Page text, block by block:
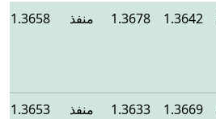
1.3642
1.3678 منفذ 1.3658
1.3669
1.3633 منفذ 1.3653